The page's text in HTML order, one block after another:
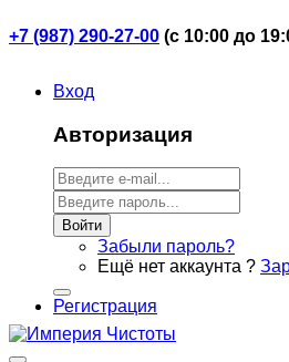
+7 (987) 290-27-00 (с 10:00 до
Вход
Авторизация
Войти
Забыли пароль?
Ещё нет аккаунта ?
Регистрация